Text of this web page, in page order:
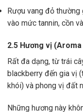
Rượu vang đỏ thường
vào mức tannin, cồn
2.5 Hương vị
Rất đa dạng, từ trái
blackberry đến gia vị
khói) và phong vị đất
Những hương này